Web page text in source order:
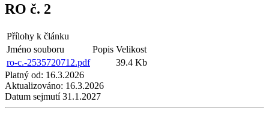
RO č. 2
Přílohy k článku
Jméno souboru
Popis Velikost
ro-c.-2535720712.pdf
39.4 Kb
Platný od: 16.3.2026
Aktualizováno: 16.3.2026
Datum sejmutí31.1.2027